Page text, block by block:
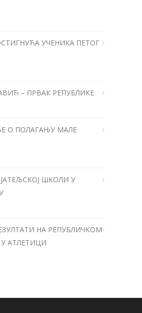
УЧЕНИКА ПЕТОГ
– ПРВАК РЕПУБЛИКЕ
О ПОЛАГАЊУ МАЛЕ
ШКОЛИ У
НА РЕПУБЛИЧКОМ
АТЛЕТИЦИ